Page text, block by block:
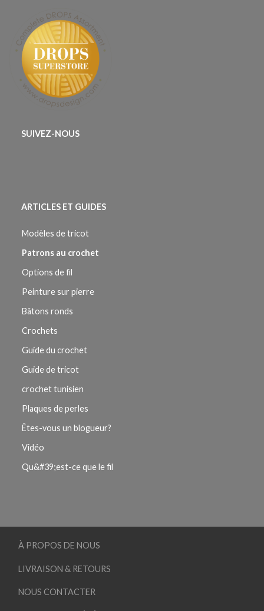
SUIVEZ-NOUS
ARTICLES ET GUIDES
Modèles de tricot
Patrons au crochet
Options de fil
Peinture sur pierre
Bâtons ronds
Crochets
Guide du crochet
Guide de tricot
crochet tunisien
Plaques de perles
Êtes-vous un blogueur?
Vidéo
Qu&#39;est-ce que le fil
À PROPOS DE NOUS
LIVRAISON & RETOURS
NOUS CONTACTER